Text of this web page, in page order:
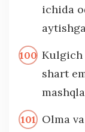
ichida
Kulgich
shart
Olma